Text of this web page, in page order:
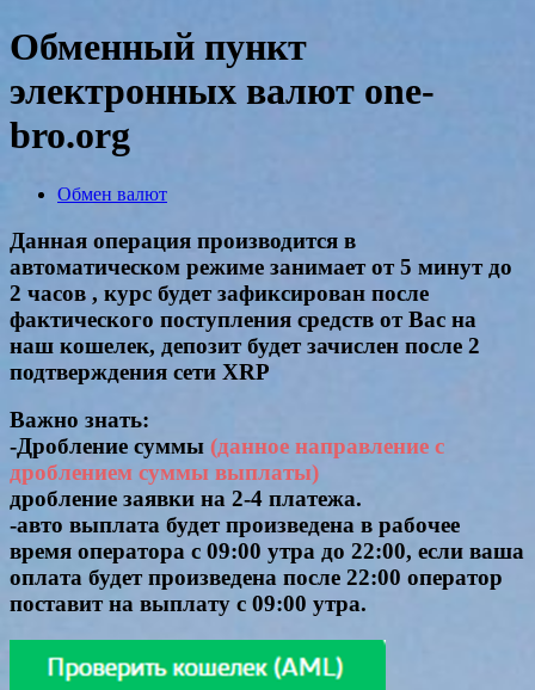
Обменный пункт
электронных валют one-
bro.org
Обмен валют
Данная операция производится в
автоматическом режиме занимает от 5 минут до
2 часов , курс будет зафиксирован после
фактического поступления средств от Вас на
наш кошелек, депозит будет зачислен после 2
подтверждения сети XRP
Важно знать:
-Дробление суммы (данное направление с
дроблением суммы выплаты)
дробление заявки на 2-4 платежа.
-авто выплата будет произведена в рабочее
время оператора с 09:00 утра до 22:00, если ваша
оплата будет произведена после 22:00 оператор
поставит на выплату с 09:00 утра.